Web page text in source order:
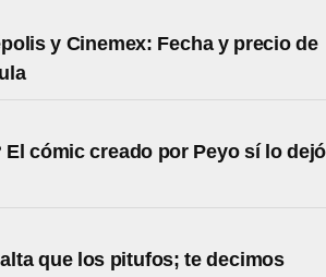
y Cinemex: Fecha y precio de
cómic creado por Peyo sí lo dejó
que los pitufos; te decimos